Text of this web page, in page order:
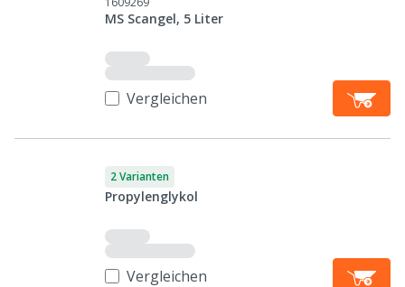
MS Scangel, 5 Liter
Vergleichen
2 Varianten
Propylenglykol
Vergleichen